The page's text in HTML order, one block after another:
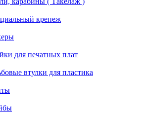
крепеж
для печатных плат
втулки для пластика